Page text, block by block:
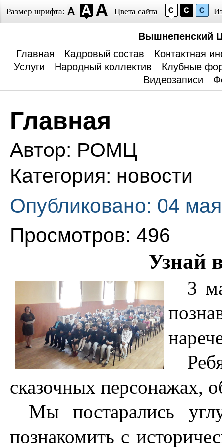
Размер шрифта: Цвета сайта
Вышнепенский
Главная
Кадровый состав
Контактная
Услуги
Народный коллектив
Клубные
Видеозаписи
Главная
Автор: РОМЦ
Категория: новости
Опубликовано: 04
Просмотров: 496
Узнай
3
сказочных персонажах,
Мы постарались
познакомить с